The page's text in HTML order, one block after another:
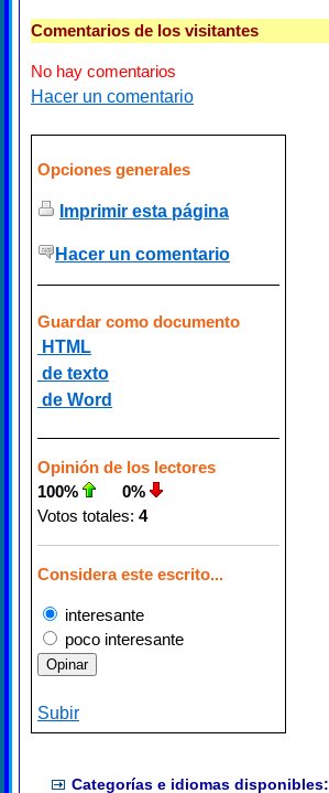
Comentarios de los visitantes
No hay comentarios
Hacer un comentario
Opciones generales
Imprimir esta página
Hacer un comentario
Guardar como documento
HTML
de texto
de Word
Opinión de los lectores
100%
0%
Votos totales: 4
Considera este escrito...
interesante
poco interesante
Subir
Categorías e idiomas disponibles: